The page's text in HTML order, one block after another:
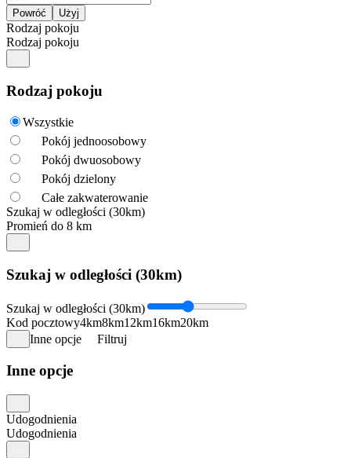
Rodzaj pokoju
Rodzaj pokoju
Rodzaj pokoju
Wszystkie
Pokój jednoosobowy
Pokój dwuosobowy
Pokój dzielony
Całe zakwaterowanie
Szukaj w odległości (30km)
Promień do 8 km
Szukaj w odległości (30km)
Szukaj w odległości (30km)
Kod pocztowy4km8km12km16km20km
Inne opcje
Filtruj
Inne opcje
Udogodnienia
Udogodnienia